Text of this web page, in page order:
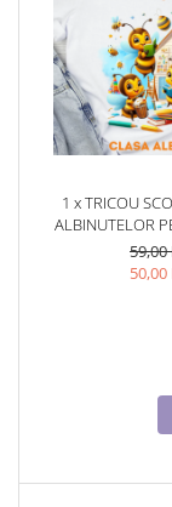
1 x TRICOU
ALBINUTELOR
PENTRU
SCOALA SAU
59,00
50,00